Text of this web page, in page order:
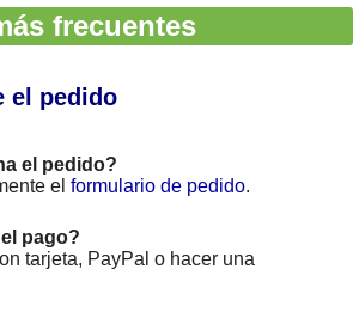
frecuentes
el pedido
el pedido?
el formulario de pedido.
pago?
tarjeta, PayPal o hacer una